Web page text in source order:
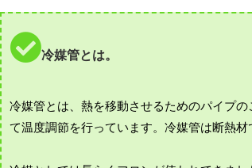
冷媒管とは。
冷媒管とは、熱を移動させるためのパイプ
て温度調節を行っています。冷媒管は断熱